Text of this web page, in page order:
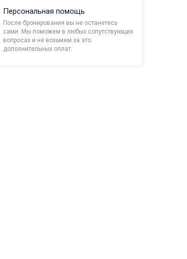
Персональная помощь
После бронирования вы не останетесь
сами. Мы поможем в любых сопутствующих
вопросах и не возьмем за это
дополнительных оплат.